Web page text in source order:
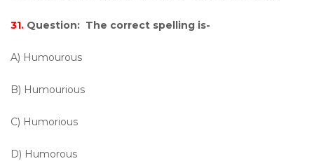
31. Question: The correct spelling is-
A) Humourous
B) Humourious
C) Humorious
D) Humorous